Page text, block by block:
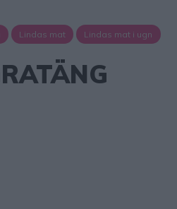
Lindas mat Lindas mat i ugn